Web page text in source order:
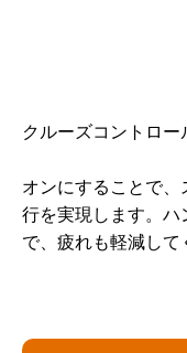
クルーズコントロー
オンにすることで
行を実現します。ハ
で、疲れも軽減して